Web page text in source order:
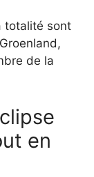
totalité sont
de la
en